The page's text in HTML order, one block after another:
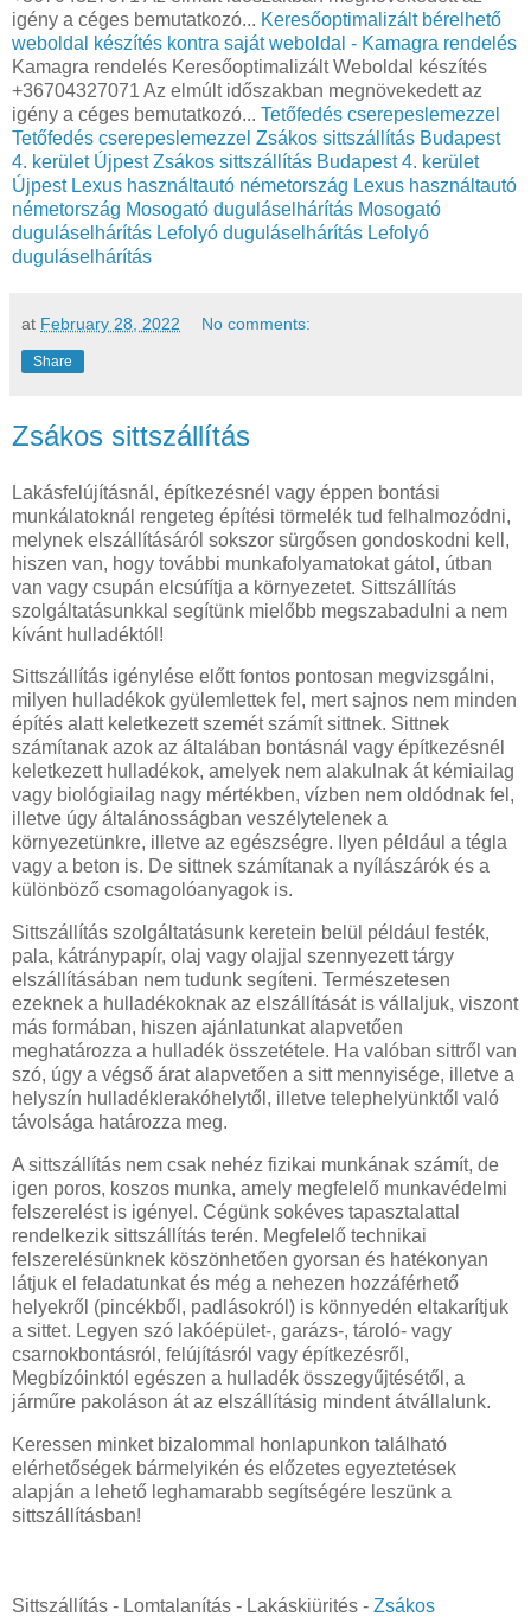
igény a céges bemutatkozó... Keresőoptimalizált bérelhető
weboldal készítés kontra saját weboldal - Kamagra rendelés
Kamagra rendelés Keresőoptimalizált Weboldal készítés
+36704327071 Az elmúlt időszakban megnövekedett az
igény a céges bemutatkozó... Tetőfedés cserepeslemezzel
Tetőfedés cserepeslemezzel Zsákos sittszállítás Budapest
4. kerület Újpest Zsákos sittszállítás Budapest 4. kerület
Újpest Lexus használtautó németország Lexus használtautó
németország Mosogató duguláselhárítás Mosogató
duguláselhárítás Lefolyó duguláselhárítás Lefolyó
duguláselhárítás
at February 28, 2022 No comments:
Share
Zsákos sittszállítás
Lakásfelújításnál, építkezésnél vagy éppen bontási
munkálatoknál rengeteg építési törmelék tud felhalmozódni,
melynek elszállításáról sokszor sürgősen gondoskodni kell,
hiszen van, hogy további munkafolyamatokat gátol, útban
van vagy csupán elcsúfítja a környezetet. Sittszállítás
szolgáltatásunkkal segítünk mielőbb megszabadulni a nem
kívánt hulladéktól!
Sittszállítás igénylése előtt fontos pontosan megvizsgálni,
milyen hulladékok gyülemlettek fel, mert sajnos nem minden
építés alatt keletkezett szemét számít sittnek. Sittnek
számítanak azok az általában bontásnál vagy építkezésnél
keletkezett hulladékok, amelyek nem alakulnak át kémiailag
vagy biológiailag nagy mértékben, vízben nem oldódnak fel,
illetve úgy általánosságban veszélytelenek a
környezetünkre, illetve az egészségre. Ilyen például a tégla
vagy a beton is. De sittnek számítanak a nyílászárók és a
különböző csomagolóanyagok is.
Sittszállítás szolgáltatásunk keretein belül például festék,
pala, kátránypapír, olaj vagy olajjal szennyezett tárgy
elszállításában nem tudunk segíteni. Természetesen
ezeknek a hulladékoknak az elszállítását is vállaljuk, viszont
más formában, hiszen ajánlatunkat alapvetően
meghatározza a hulladék összetétele. Ha valóban sittről van
szó, úgy a végső árat alapvetően a sitt mennyisége, illetve a
helyszín hulladéklerakóhelytől, illetve telephelyünktől való
távolsága határozza meg.
A sittszállítás nem csak nehéz fizikai munkának számít, de
igen poros, koszos munka, amely megfelelő munkavédelmi
felszerelést is igényel. Cégünk sokéves tapasztalattal
rendelkezik sittszállítás terén. Megfelelő technikai
felszerelésünknek köszönhetően gyorsan és hatékonyan
látjuk el feladatunkat és még a nehezen hozzáférhető
helyekről (pincékből, padlásokról) is könnyedén eltakarítjuk
a sittet. Legyen szó lakóépület-, garázs-, tároló- vagy
csarnokbontásról, felújításról vagy építkezésről,
Megbízóinktól egészen a hulladék összegyűjtésétől, a
járműre pakoláson át az elszállításig mindent átvállalunk.
Keressen minket bizalommal honlapunkon található
elérhetőségek bármelyikén és előzetes egyeztetések
alapján a lehető leghamarabb segítségére leszünk a
sittszállításban!
Sittszállítás - Lomtalanítás - Lakáskiürités - Zsákos